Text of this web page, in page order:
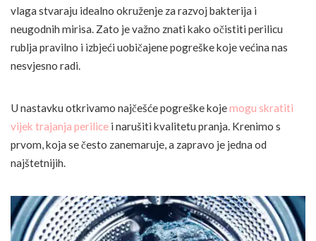
vlaga stvaraju idealno okruženje za razvoj bakterija i
neugodnih mirisa. Zato je važno znati kako očistiti perilicu
rublja pravilno i izbjeći uobičajene pogreške koje većina nas
nesvjesno radi.
U nastavku otkrivamo najčešće pogreške kojemogu skratiti
vijek trajanja perilice i narušiti kvalitetu pranja. Krenimo s
prvom, koja se često zanemaruje, a zapravo je jedna od
najštetnijih.